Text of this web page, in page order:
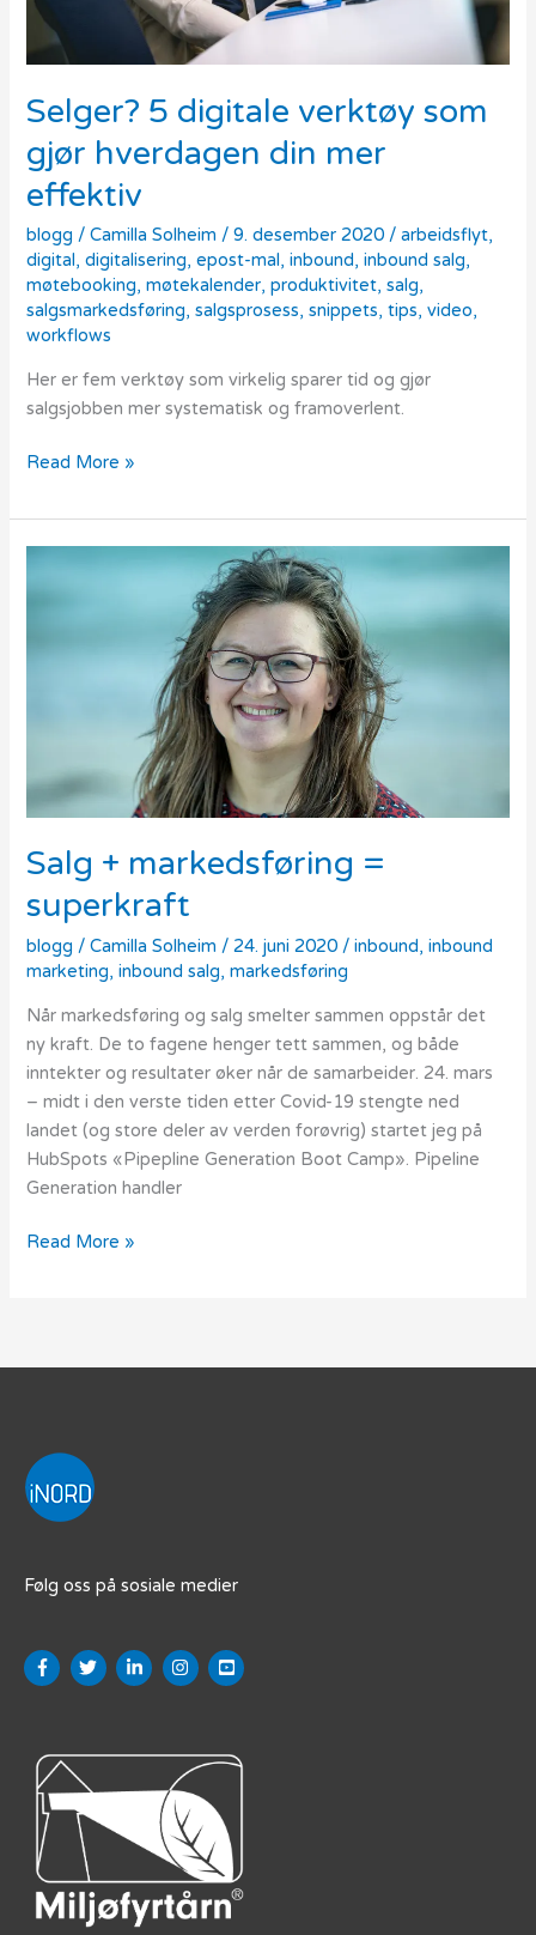
Selger? 5 digitale verktøy som
gjør hverdagen din mer
effektiv
blogg /Camilla Solheim /9. desember 2020 /arbeidsflyt,
digital,digitalisering,epost-mal,inbound,inbound salg,
møtebooking,møtekalender,produktivitet,salg,
salgsmarkedsføring,salgsprosess,snippets,tips,video,
workflows
Her er fem verktøy som virkelig sparer tid og gjør
salgsjobben mer systematisk og framoverlent.
din
mer
effektiv
Read More »
Salg + markedsføring =
superkraft
blogg /Camilla Solheim /24. juni 2020 /inbound,inbound
marketing,inbound salg,markedsføring
Når markedsføring og salg smelter sammen oppstår det
ny kraft. De to fagene henger tett sammen, og både
inntekter og resultater øker når de samarbeider. 24. mars
– midt i den verste tiden etter Covid-19 stengte ned
landet (og store deler av verden forøvrig) startet jeg på
HubSpots «Pipepline Generation Boot Camp». Pipeline
Generation handler
Read More »
Følg oss på sosiale medier